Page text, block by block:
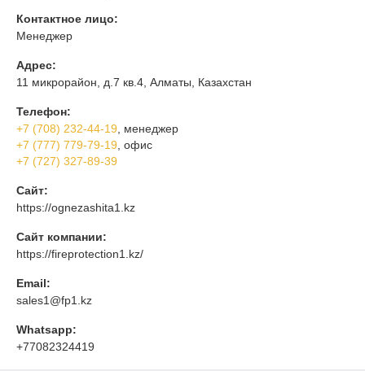
Контактное лицо:
Менеджер
Адрес:
11 микрорайон, д.7 кв.4, Алматы, Казахстан
Телефон:
+7 (708) 232-44-19 , менеджер
+7 (777) 779-79-19 , офис
+7 (727) 327-89-39
Сайт:
https://ognezashita1.kz
Сайт компании:
https://fireprotection1.kz/
Email:
sales1@fp1.kz
Whatsapp:
+77082324419